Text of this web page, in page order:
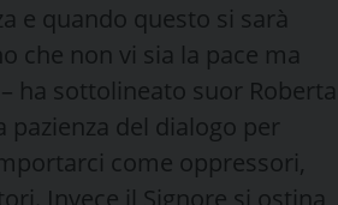
e quando questo si sarà
che non vi sia la pace ma
ha sottolineato suor Roberta
del dialogo per
come oppressori,
Invece il Signore si ostina